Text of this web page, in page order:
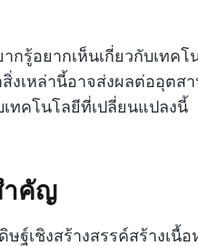
กรู้อยากเห็นเกี่ยวกับเทคโ
สิ่งเหล่านี้อาจส่งผลต่ออุต
เทคโนโลยีที่เปลี่ยนแปลงนี้
ำคัญ
ฐ์เชิงสร้างสรรค์สร้างเนื้